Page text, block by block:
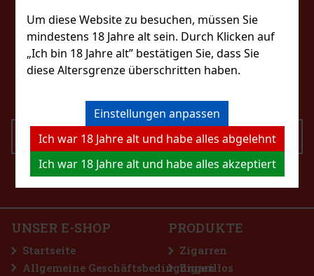
Um diese Website zu besuchen, müssen Sie
mindestens 18 Jahre alt sein. Durch Klicken auf
„Ich bin 18 Jahre alt” bestätigen Sie, dass Sie
diese Altersgrenze überschritten haben.
Einstellungen anpassen
Ich war 18 Jahre alt und habe alles abgelehnt
Ich war 18 Jahre alt und habe alles akzeptiert
SENDEN
Ich bin mit der Verarbeitung personenbezogener
KONTAKTIERE UNS
eshop@excaliburcigars.com
UNSER E-SHOP
Startseite
Allgemeine Geschäftsbedingungen
PRODUKTE
Zigarren
Zigarillos